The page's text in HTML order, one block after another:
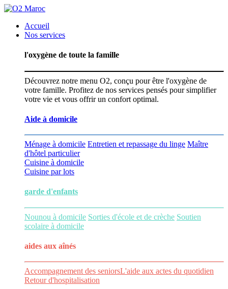
Accueil
Nos services
l'oxygène de toute la famille
Découvrez notre menu O2, conçu pour être l'oxygène de
votre famille. Profitez de nos services pensés pour simplifier
votre vie et vous offrir un confort optimal.
Aide à domicile
Ménage à domicile Entretien et repassage du linge Maître
d'hôtel particulier
Cuisine à domicile
Cuisine par lots
garde d'enfants
Nounou à domicile Sorties d'école et de crèche Soutien
scolaire à domicile
aides aux aînés
Accompagnement des seniorsL'aide aux actes du quotidien
Retour d'hospitalisation